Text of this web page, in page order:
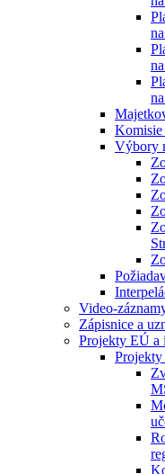
Výbory
Video-
Zápisnice a
Projekty EÚ a
Projekty